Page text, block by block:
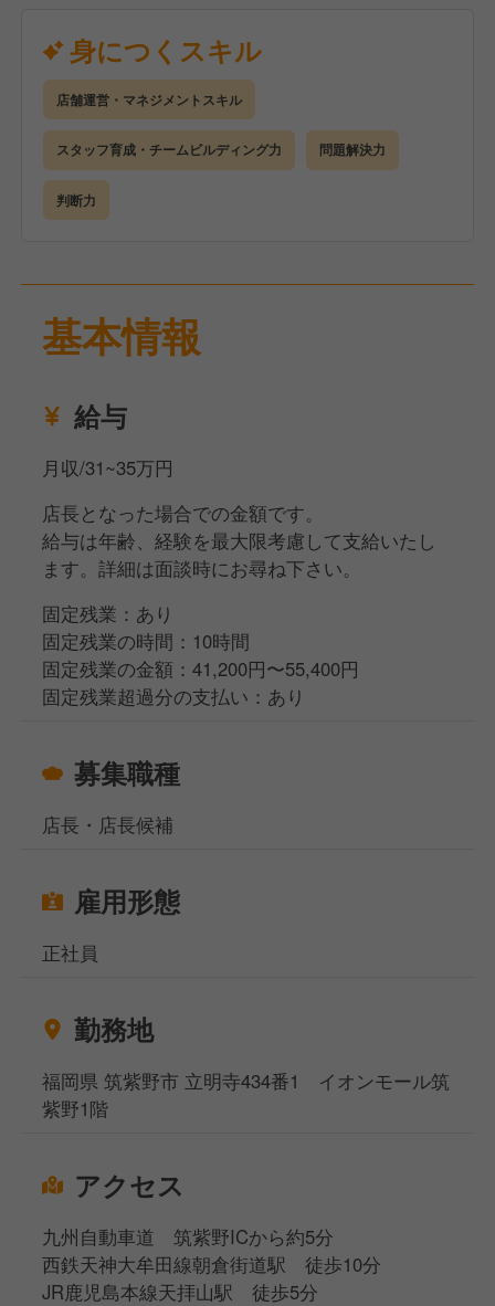
きやすく、お客様に選ばれる店舗の運営を担っていた
だくことを期待しています。
身につくスキル
店舗運営・マネジメントスキル
スタッフ育成・チームビルディング力 問題解決力
判断力
基本情報
給与
月収/31~35万円
店長となった場合での金額です。
給与は年齢、経験を最大限考慮して支給いたし
ます。詳細は面談時にお尋ね下さい。
固定残業：あり
固定残業の時間：10時間
固定残業の金額：41,200円〜55,400円
固定残業超過分の支払い：あり
募集職種
店長・店長候補
雇用形態
正社員
勤務地
福岡県 筑紫野市 立明寺434番1 イオンモール筑
紫野1階
アクセス
九州自動車道 筑紫野ICから約5分
西鉄天神大牟田線朝倉街道駅 徒歩10分
JR鹿児島本線天拝山駅 徒歩5分